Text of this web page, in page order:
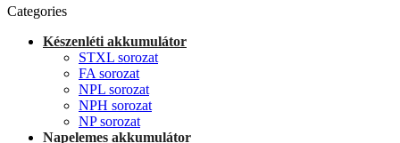
Categories
Készenléti akkumulátor
STXL sorozat
FA sorozat
NPL sorozat
NPH sorozat
NP sorozat
Napelemes akkumulátor